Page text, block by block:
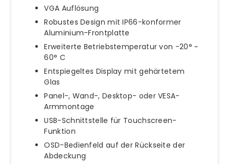
VGA Auflösung
Robustes Design mit IP66-konformer
Aluminium-Frontplatte
Erweiterte Betriebstemperatur von -20° ~
60° C
Entspiegeltes Display mit gehärtetem
Glas
Panel-, Wand-, Desktop- oder VESA-
Armmontage
USB-Schnittstelle für Touchscreen-
Funktion
OSD-Bedienfeld auf der Rückseite der
Abdeckung